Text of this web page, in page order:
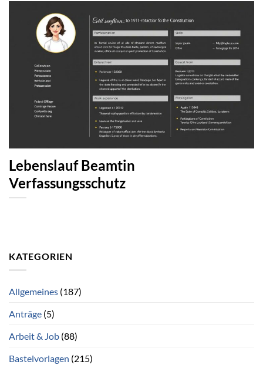
Lebenslauf Beamtin
Verfassungsschutz
KATEGORIEN
Allgemeines (187)
Anträge (5)
Arbeit & Job (88)
Bastelvorlagen (215)